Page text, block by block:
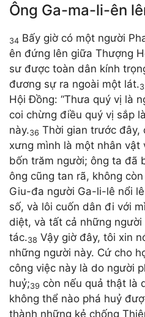
Ông Ga-ma-li-ên
34 Bấy giờ có một người
ên đứng lên giữa Thượng
sư được toàn dân kính
đương sự ra ngoài một lát.
Hội Đồng: “Thưa quý vị là
coi chừng điều quý vị sắp
này.36 Thời gian trước đây,
xưng mình là một nhân
bốn trăm người; ông ta đã
ông cũng tan rã, không
Giu-đa người Ga-li-lê nổi
số, và lôi cuốn dân đi với
diệt, và tất cả những
tác.38 Vậy giờ đây, tôi xin
những người này. Cứ cho
công việc này là do người
huỷ;39 còn nếu quả thật là
không thể nào phá huỷ
thành những kẻ chống